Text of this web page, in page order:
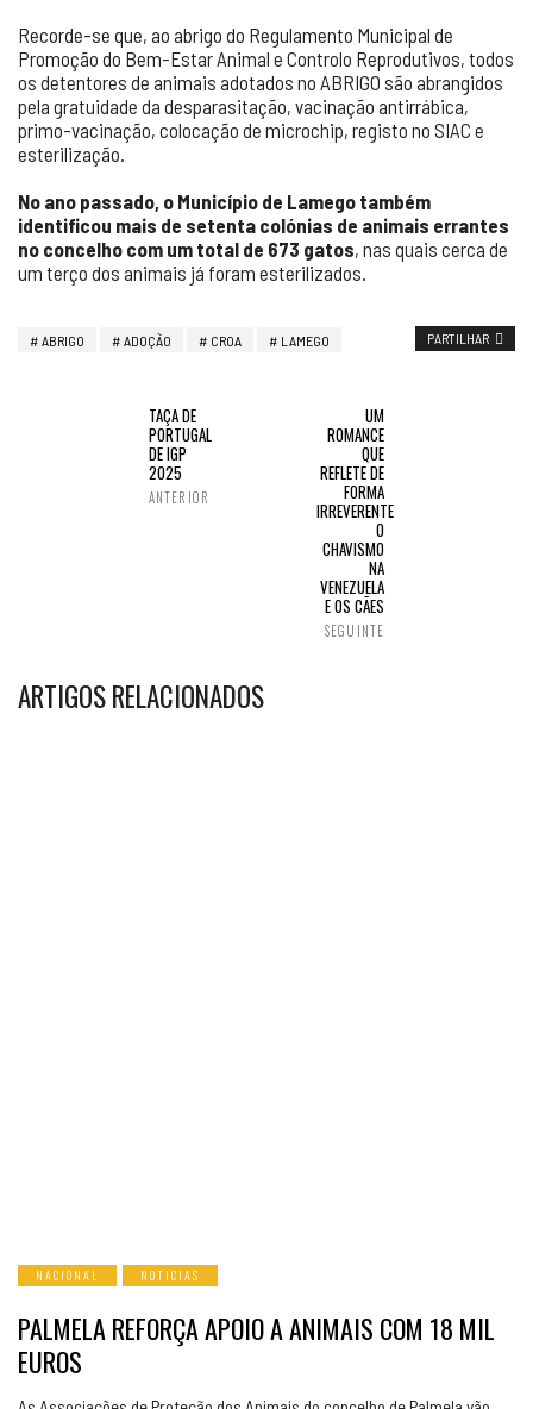
Recorde-se que, ao abrigo do Regulamento Municipal de
Promoção do Bem-Estar Animal e Controlo Reprodutivos, todos
os detentores de animais adotados no ABRIGO são abrangidos
pela gratuidade da desparasitação, vacinação antirrábica,
primo-vacinação, colocação de microchip, registo no SIAC e
esterilização.
No ano passado, o Município de Lamego também
identificou mais de setenta colónias de animais errantes
no concelho com um total de 673 gatos, nas quais cerca de
um terço dos animais já foram esterilizados.
ABRIGO ADOÇÃO CROA LAMEGO PARTILHAR
TAÇA DE
PORTUGAL
DE IGP
2025
ANTERIOR
UM
ROMANCE
QUE
REFLETE DE
FORMA
IRREVERENTE
O
CHAVISMO
NA
VENEZUELA
E OS CÃES
SEGUINTE
ARTIGOS RELACIONADOS
NACIONAL NOTICIAS
PALMELA REFORÇA APOIO A ANIMAIS COM 18 MIL
EUROS